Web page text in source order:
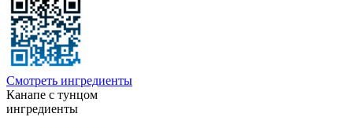
Смотреть ингредиенты
Канапе с тунцом
ингредиенты